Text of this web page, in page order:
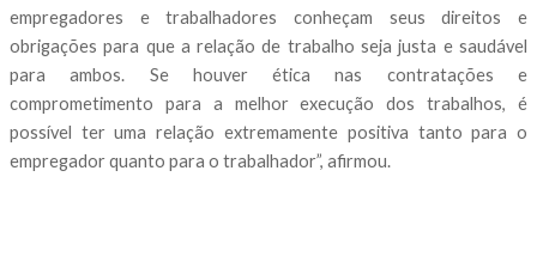
empregadores e trabalhadores conheçam seus direitos e
obrigações para que a relação de trabalho seja justa e saudável
para ambos. Se houver ética nas contratações e
comprometimento para a melhor execução dos trabalhos, é
possível ter uma relação extremamente positiva tanto para o
empregador quanto para o trabalhador”, afirmou.